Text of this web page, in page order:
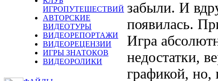
ИГРОПУТЕШЕСТВИЙ
АВТОРСКИЕ
ВИДЕОТУРЫ
ВИДЕОРЕПОРТАЖИ
ВИДЕОРЕЦЕНЗИИ
ИГРЫ ЗНАТОКОВ
ВИДЕОРОЛИКИ
забыли. И
появилась.
Игра
недостатки,
графикой, но,